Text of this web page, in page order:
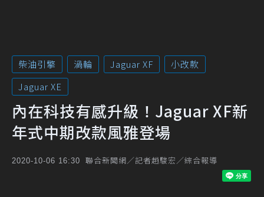
柴油引擎 渦輪 Jaguar XF
小改款
Jaguar XE
內在科技有感升級！Jaguar XF新
年式中期改款風雅登場
2020-10-06 16:30 聯合新聞網／記者趙駿宏／綜合報導